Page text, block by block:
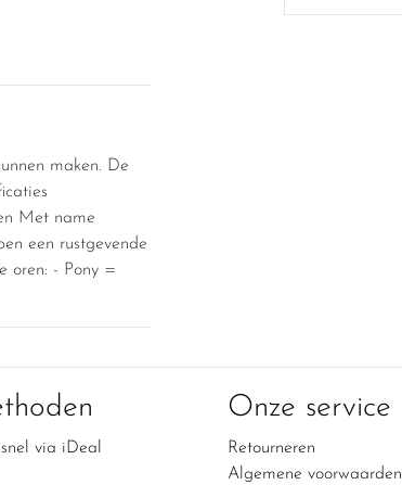
maken. De
Met name
een rustgevende
oren: - Pony =
via iDeal
Onze service
Retourneren
Algemene voorwaarden